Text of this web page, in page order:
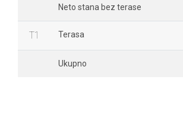
Neto stana bez terase
T1 Terasa
Ukupno